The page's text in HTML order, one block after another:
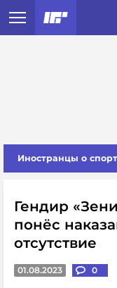
Иностранцы о
Гендир
понёс
отсутствие
01.08.2023 0